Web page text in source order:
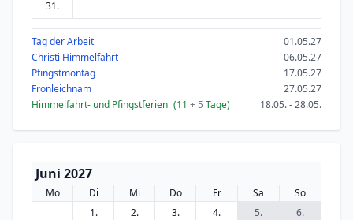
31.
Tag der Arbeit
01.05.27
Christi Himmelfahrt
06.05.27
Pfingstmontag
17.05.27
Fronleichnam
27.05.27
Himmelfahrt- und Pfingstferien (11 + 5 Tage) 18.05. - 28.05.
Juni 2027
Mo Di Mi Do Fr Sa
So
1.
2. 3. 4. 5.
6.